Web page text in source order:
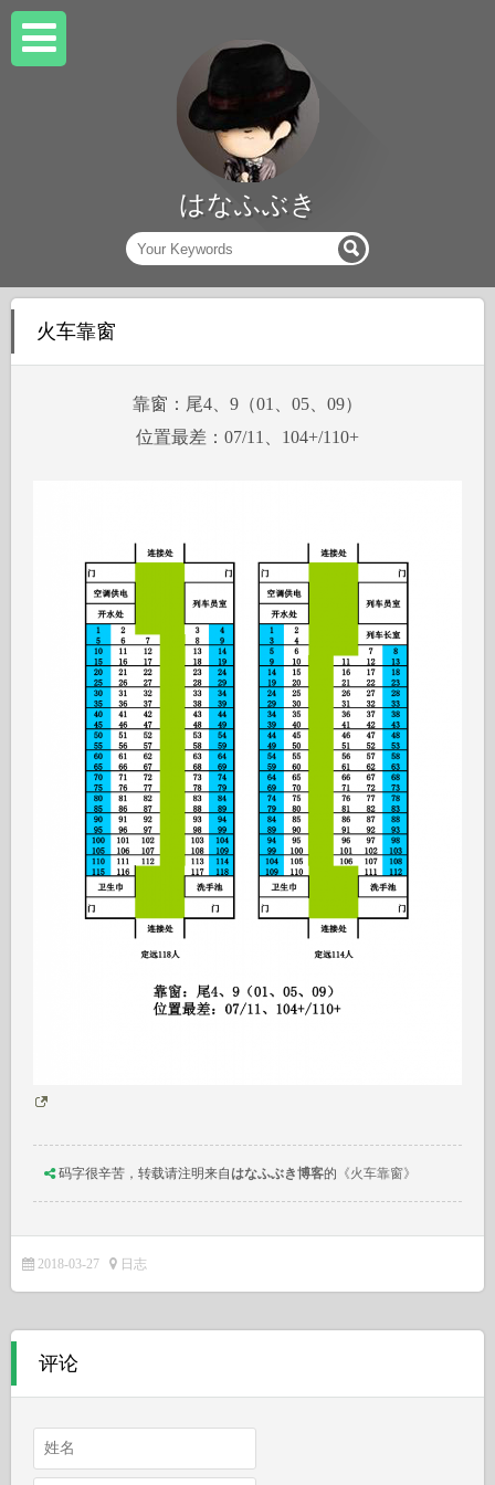
はなふぶき
火车靠窗
靠窗：尾4、9（01、05、09）
位置最差：07/11、104+/110+
码字很辛苦，转载请注明来自 はなふぶき博客的 《火车靠窗》
2018-03-27 日志
评论
姓名